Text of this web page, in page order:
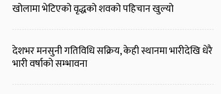
खोलामा भेटिएको वृद्धको शवको पहिचान खुल्यो
देशभर मनसुनी गतिविधि सक्रिय, केही स्थानमा भारीदेखि धेरै
भारी वर्षाको सम्भावना